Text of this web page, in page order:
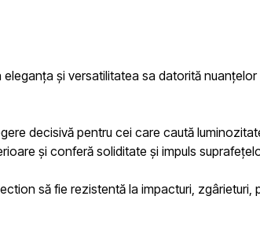
și versatilitatea sa datorită nuanțelor
decisivă pentru cei care caută
și conferă soliditate și impuls
să fie rezistentă la impacturi, zgârieturi,